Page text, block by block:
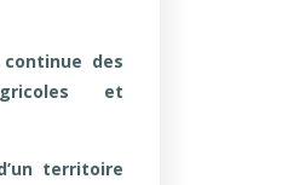
continue des
et
territoire